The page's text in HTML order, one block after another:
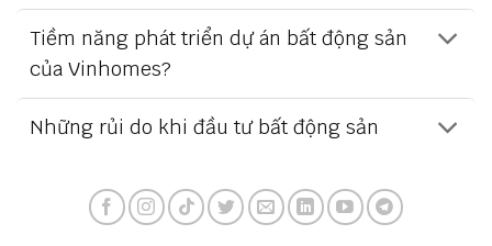
Tiềm năng phát triển dự án bất động sản
của Vinhomes?
Những rủi do khi đầu tư bất động sản